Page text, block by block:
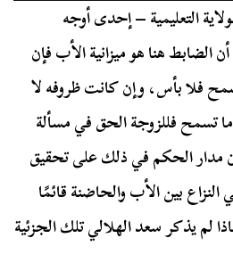
التعليمية – إحدى أوجه
الضابط هنا هو ميزانية الأب فإن
فلا بأس، وإن كانت ظروفه لا
تسمح فللزوجة الحق في مسألة
مدار الحكم في ذلك على تحقيق
بين الأب والحاضنة قائمًا
لم يذكر سعد الهلالي تلك الجزئية